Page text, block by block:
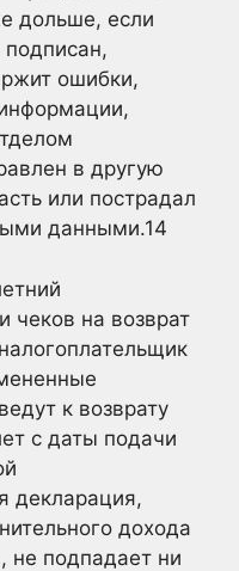
дольше, если
ошибки,
в другую
или пострадал
данными.14
чеков на возврат
к возврату
с даты подачи
декларация,
дохода
не подпадает ни